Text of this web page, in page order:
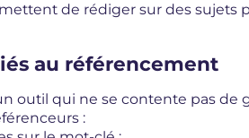
de rédiger sur des sujets
au référencement
outil qui ne se contente pas de
: